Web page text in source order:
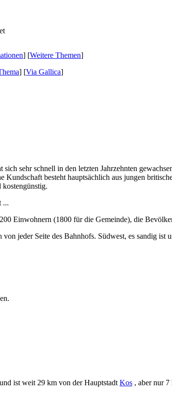
] [Weitere Themen]
] [Via Gallica]
sehr schnell in den letzten Jahrzehnten
Kundschaft besteht hauptsächlich aus jungen
kostengünstig.
...
Einwohnern (1800 für die Gemeinde), die
jeder Seite des Bahnhofs. Südwest, es sandig
und ist weit 29 km von der Hauptstadt Kos , aber nur